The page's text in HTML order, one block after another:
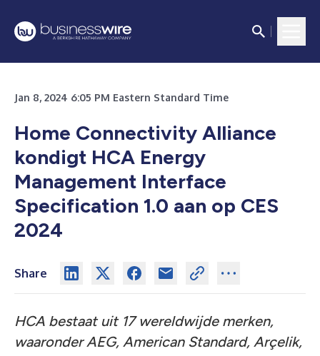
Jan 8, 2024 6:05 PM Eastern Standard Time
Home Connectivity Alliance
kondigt HCA Energy
Management Interface
Specification 1.0 aan op CES
2024
Share
HCA bestaat uit 17 wereldwijde merken,
waaronder AEG, American Standard, Arçelik,